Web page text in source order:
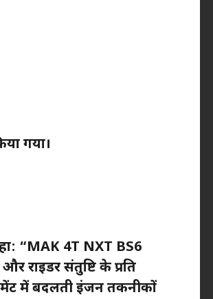
गया।
“MAK 4T NXT BS6
राइडर संतुष्टि के प्रति
में बदलती इंजन तकनीकों